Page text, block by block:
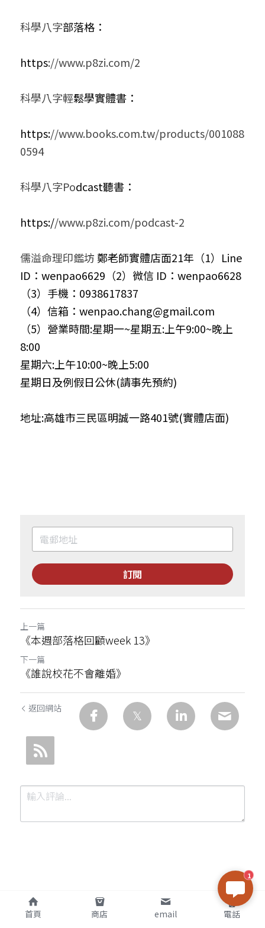
科學八字部落格：
https://www.p8zi.com/2
科學八字輕鬆學實體書：
https://www.books.com.tw/products/001088
0594
科學八字Podcast聽書：
https://www.p8zi.com/podcast-2
儒溢命理印鑑坊 鄭老師實體店面21年（1）Line
ID：wenpao6629（2）微信 ID：wenpao6628
（3）手機：0938617837
（4）信箱：wenpao.chang@gmail.com
（5）營業時間:星期一~星期五:上午9:00~晚上
8:00
星期六:上午10:00~晚上5:00
星期日及例假日公休(請事先預約)
地址:高雄市三民區明誠一路401號(實體店面)
訂閱
上一篇
《本週部落格回顧week 13》
下一篇
《誰說校花不會離婚》
返回網站
提交
1
首頁 商店 email 電話